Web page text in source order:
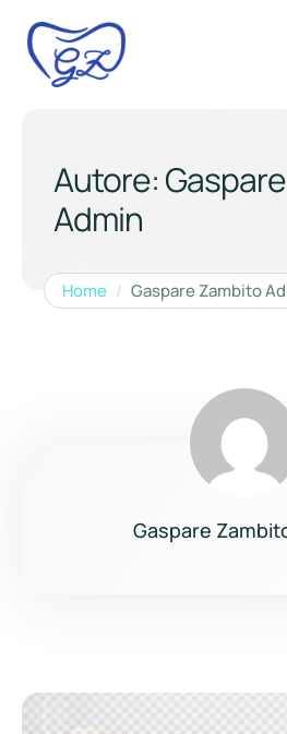
Autore:
Admin
Home / Gaspare Zambito
Gaspare